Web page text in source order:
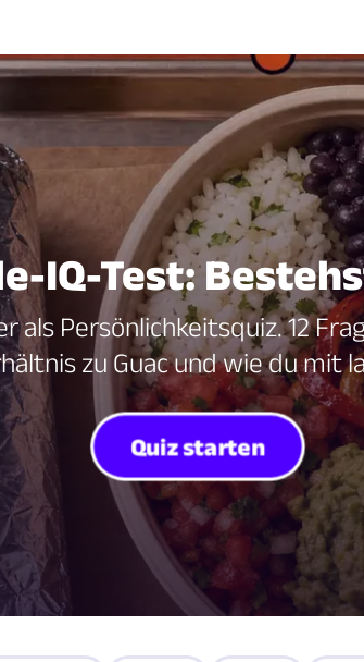
IQ-Test:
als Persönlichkeitsquiz. 12
zu Guac und wie du mit
Quiz starten